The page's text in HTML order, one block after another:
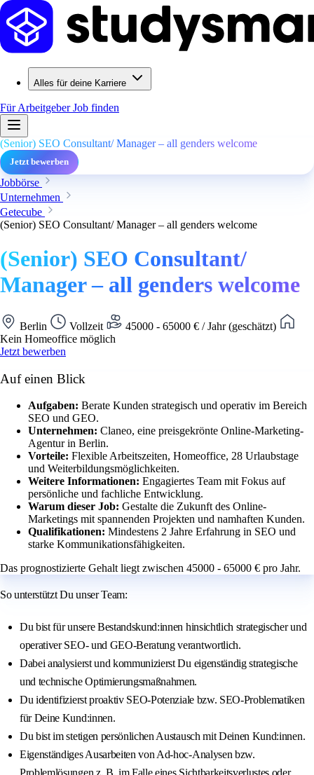
Alles für deine Karriere
Für ArbeitgeberJob finden
(Senior) SEO Consultant/ Manager – all genders welcome
Jetzt bewerben
Jobbörse
Unternehmen
Getecube
(Senior) SEO Consultant/ Manager – all genders welcome
(Senior) SEO Consultant/
Manager – all genders welcome
Berlin Vollzeit
45000 - 65000 € / Jahr (geschätzt)
Kein Homeoffice möglich
Jetzt bewerben
Auf einen Blick
Aufgaben: Berate Kunden strategisch und operativ im Bereich
SEO und GEO.
Unternehmen: Claneo, eine preisgekrönte Online-Marketing-
Agentur in Berlin.
Vorteile: Flexible Arbeitszeiten, Homeoffice, 28 Urlaubstage
und Weiterbildungsmöglichkeiten.
Weitere Informationen: Engagiertes Team mit Fokus auf
persönliche und fachliche Entwicklung.
Warum dieser Job: Gestalte die Zukunft des Online-
Marketings mit spannenden Projekten und namhaften Kunden.
Qualifikationen: Mindestens 2 Jahre Erfahrung in SEO und
starke Kommunikationsfähigkeiten.
Das prognostizierte Gehalt liegt zwischen 45000 - 65000 € pro Jahr.
So unterstützt Du unser Team:
Du bist für unsere Bestandskund:innen hinsichtlich strategischer und
operativer SEO- und GEO-Beratung verantwortlich.
Dabei analysierst und kommunizierst Du eigenständig strategische
und technische Optimierungsmaßnahmen.
Du identifizierst proaktiv SEO-Potenziale bzw. SEO-Problematiken
für Deine Kund:innen.
Du bist im stetigen persönlichen Austausch mit Deinen Kund:innen.
Eigenständiges Ausarbeiten von Ad-hoc-Analysen bzw.